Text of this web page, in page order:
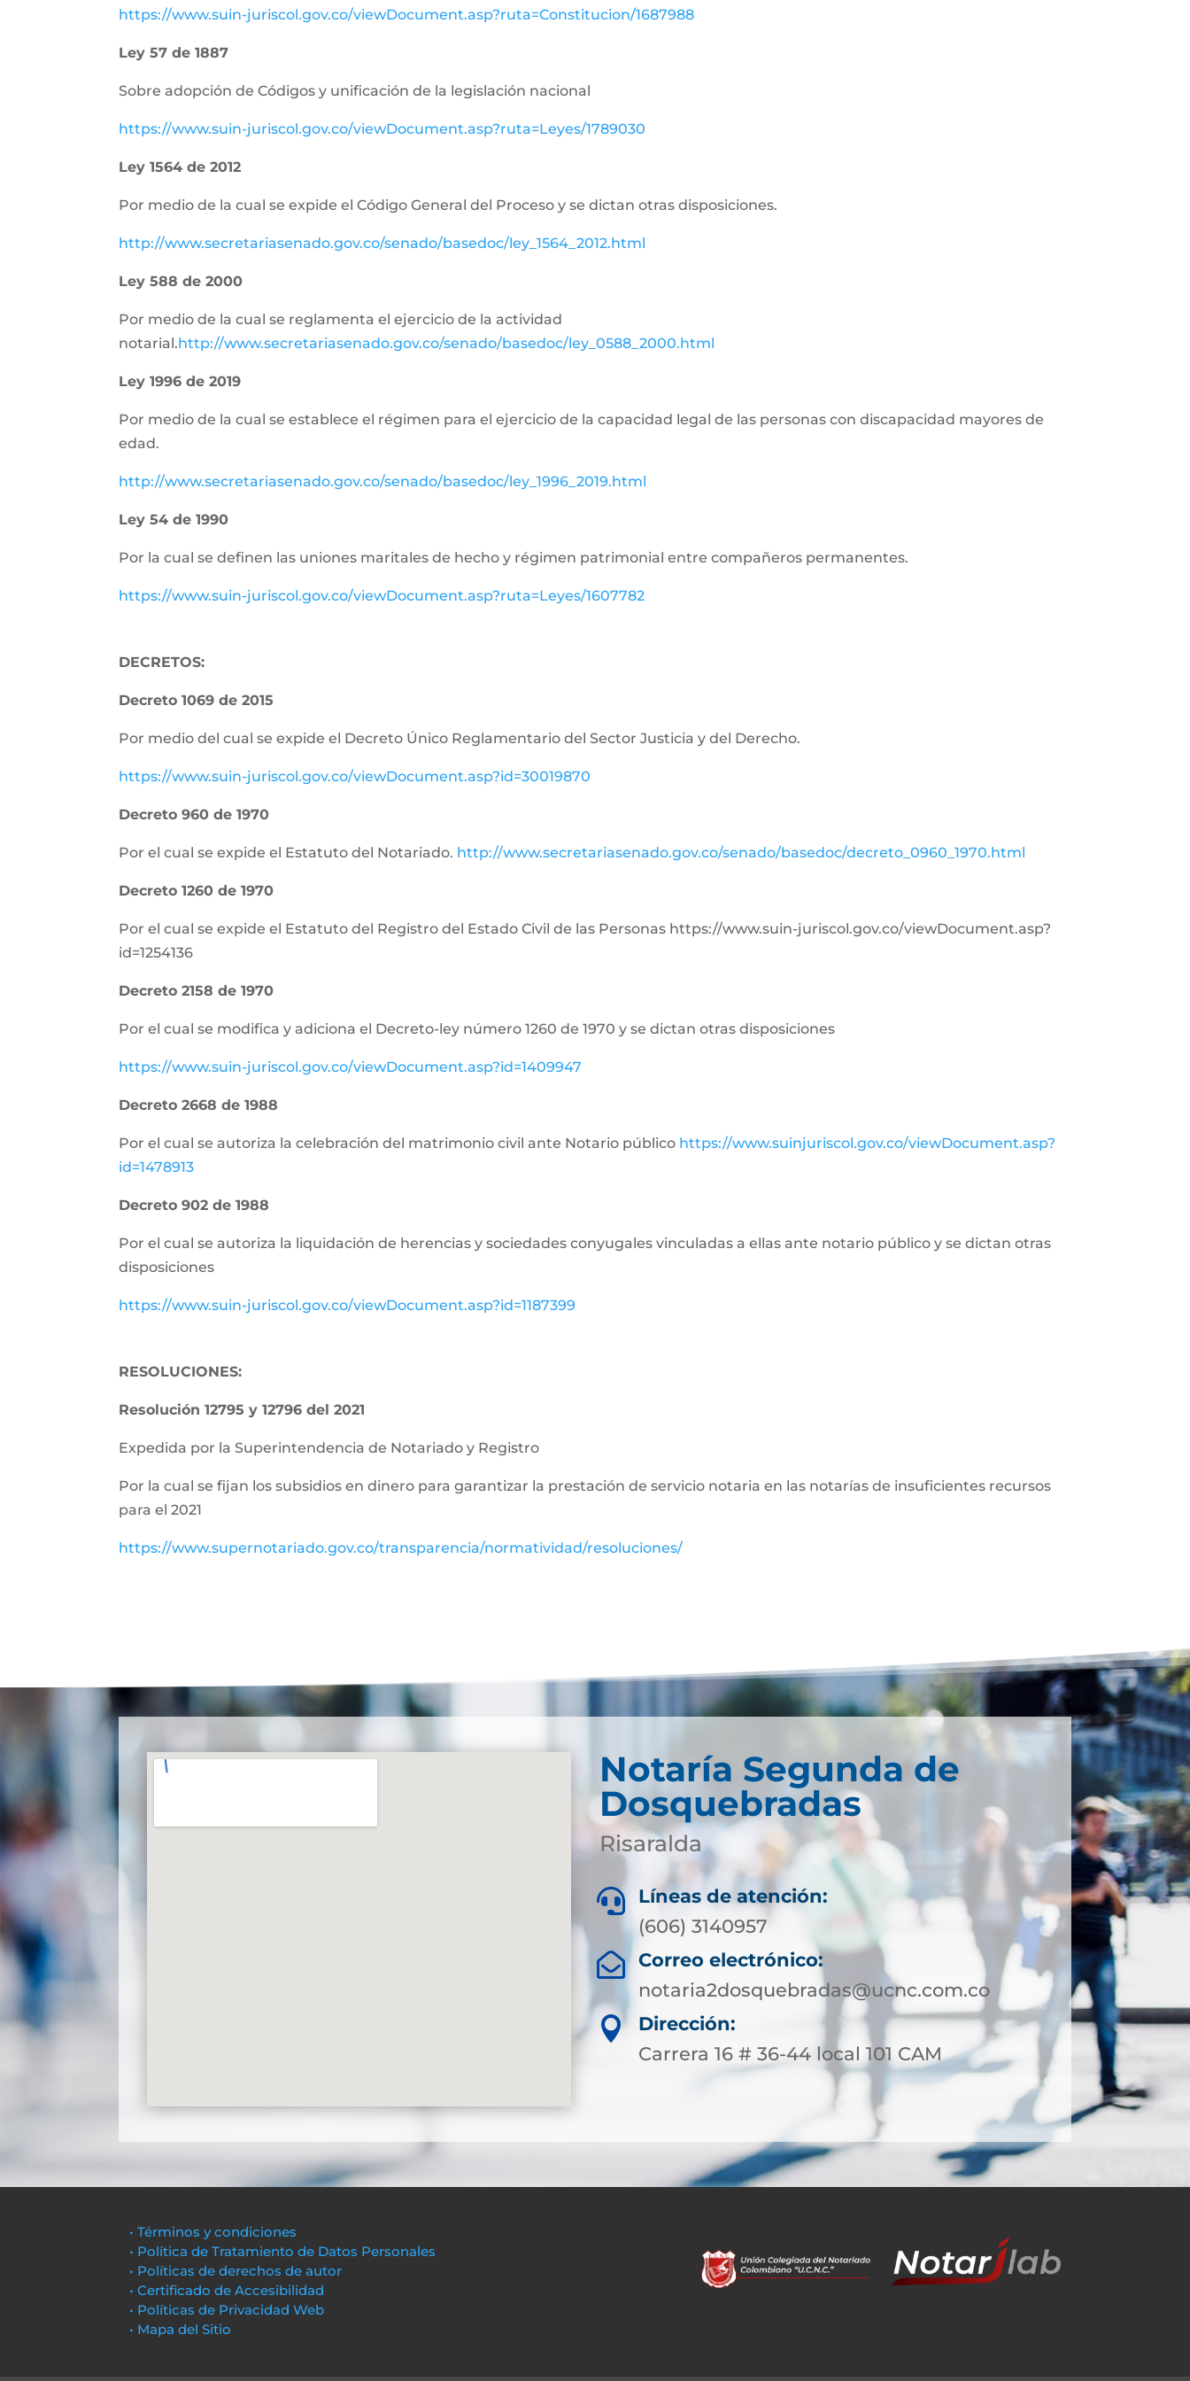
https://www.suin-juriscol.gov.co/viewDocument.asp?ruta=Constitucion/1687988
Ley 57 de 1887
Sobre adopción de Códigos y unificación de la legislación nacional
https://www.suin-juriscol.gov.co/viewDocument.asp?ruta=Leyes/1789030
Ley 1564 de 2012
Por medio de la cual se expide el Código General del Proceso y se dictan otras disposiciones.
http://www.secretariasenado.gov.co/senado/basedoc/ley_1564_2012.html
Ley 588 de 2000
Por medio de la cual se reglamenta el ejercicio de la actividad
notarial.http://www.secretariasenado.gov.co/senado/basedoc/ley_0588_2000.html
Ley 1996 de 2019
Por medio de la cual se establece el régimen para el ejercicio de la capacidad legal de las personas con discapacidad mayores de
edad.
http://www.secretariasenado.gov.co/senado/basedoc/ley_1996_2019.html
Ley 54 de 1990
Por la cual se definen las uniones maritales de hecho y régimen patrimonial entre compañeros permanentes.
https://www.suin-juriscol.gov.co/viewDocument.asp?ruta=Leyes/1607782
DECRETOS:
Decreto 1069 de 2015
Por medio del cual se expide el Decreto Único Reglamentario del Sector Justicia y del Derecho.
https://www.suin-juriscol.gov.co/viewDocument.asp?id=30019870
Decreto 960 de 1970
Por el cual se expide el Estatuto del Notariado. http://www.secretariasenado.gov.co/senado/basedoc/decreto_0960_1970.html
Decreto 1260 de 1970
Por el cual se expide el Estatuto del Registro del Estado Civil de las Personas https://www.suin-juriscol.gov.co/viewDocument.asp?
id=1254136
Decreto 2158 de 1970
Por el cual se modifica y adiciona el Decreto-ley número 1260 de 1970 y se dictan otras disposiciones
https://www.suin-juriscol.gov.co/viewDocument.asp?id=1409947
Decreto 2668 de 1988
Por el cual se autoriza la celebración del matrimonio civil ante Notario público https://www.suinjuriscol.gov.co/viewDocument.asp?
id=1478913
Decreto 902 de 1988
Por el cual se autoriza la liquidación de herencias y sociedades conyugales vinculadas a ellas ante notario público y se dictan otras
disposiciones
https://www.suin-juriscol.gov.co/viewDocument.asp?id=1187399
RESOLUCIONES:
Resolución 12795 y 12796 del 2021
Expedida por la Superintendencia de Notariado y Registro
Por la cual se fijan los subsidios en dinero para garantizar la prestación de servicio notaria en las notarías de insuficientes recursos
para el 2021
https://www.supernotariado.gov.co/transparencia/normatividad/resoluciones/
Notaría Segunda de
Dosquebradas
Risaralda

Líneas de atención:
(606) 3140957

Correo electrónico:
notaria2dosquebradas@ucnc.com.co

Dirección:
Carrera 16 # 36-44 local 101 CAM
• Términos y condiciones
• Política de Tratamiento de Datos Personales
• Políticas de derechos de autor
• Certificado de Accesibilidad
• Políticas de Privacidad Web
• Mapa del Sitio